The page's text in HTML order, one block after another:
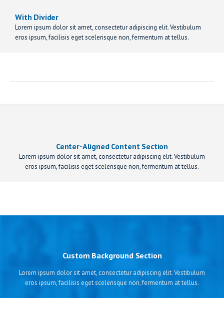
With Divider
Lorem ipsum dolor sit amet, consectetur adipiscing elit. Vestibulum
eros ipsum, facilisis eget scelerisque non, fermentum at tellus.
Center-Aligned Content Section
Lorem ipsum dolor sit amet, consectetur adipiscing elit. Vestibulum
eros ipsum, facilisis eget scelerisque non, fermentum at tellus.
Custom Background Section
Lorem ipsum dolor sit amet, consectetur adipiscing elit. Vestibulum
eros ipsum, facilisis eget scelerisque non, fermentum at tellus.